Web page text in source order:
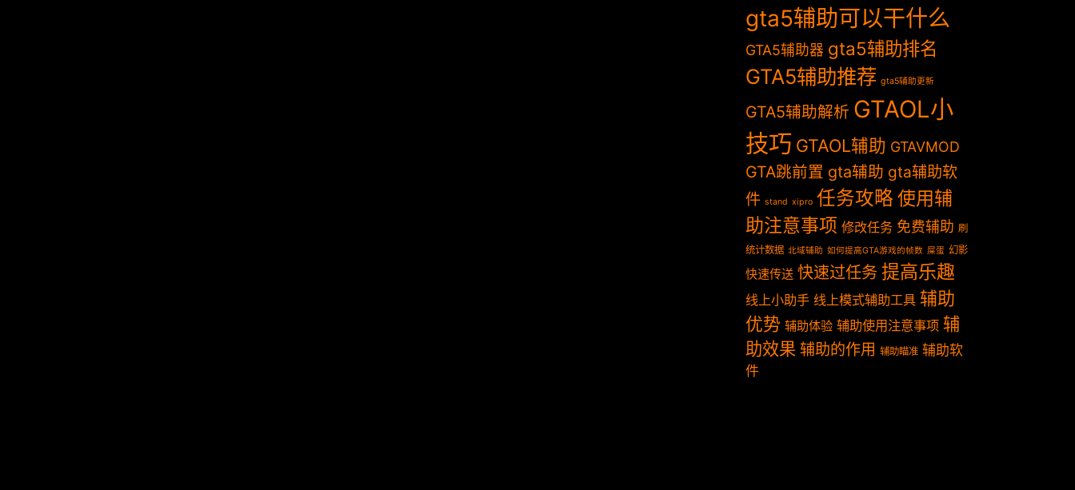
gta5辅助可以干什么
GTA5辅助器 gta5辅助排名
GTA5辅助推荐 gta5辅助更新
GTA5辅助解析 GTAOL小
技巧 GTAOL辅助 GTAVMOD
GTA跳前置 gta辅助 gta辅助软
件 stand xipro 任务攻略 使用辅
助注意事项 修改任务 免费辅助 刷
统计数据 北域辅助 如何提高GTA游戏的帧数 屎蛋 幻影
快速传送 快速过任务 提高乐趣
线上小助手 线上模式辅助工具 辅助
优势 辅助体验 辅助使用注意事项 辅
助效果 辅助的作用 辅助瞄准 辅助软
件